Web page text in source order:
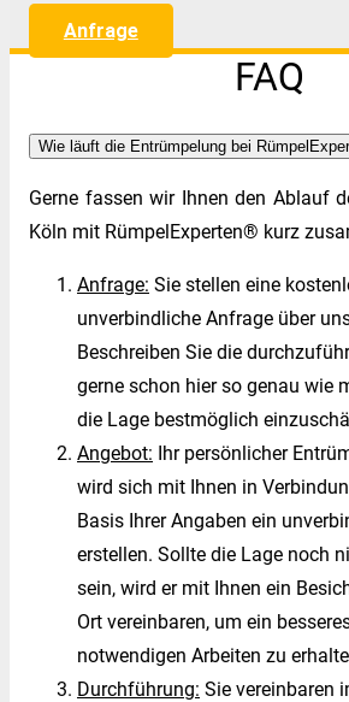
Anfrage
FAQ
Wie läuft die Entrümpelung bei
Gerne fassen wir Ihnen den Ablauf
Köln mit RümpelExperten® kurz
Anfrage: Sie stellen eine
unverbindliche Anfrage über
Beschreiben Sie die
gerne schon hier so genau wie
die Lage bestmöglich
Angebot: Ihr persönlicher
wird sich mit Ihnen in
Basis Ihrer Angaben ein
erstellen. Sollte die Lage noch
sein, wird er mit Ihnen ein
Ort vereinbaren, um ein
notwendigen Arbeiten zu
Durchführung: Sie vereinbaren